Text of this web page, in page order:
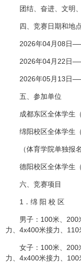
团结、奋进、文明
四、竞赛日期和地
2026年04月08日
2026年04月22日
2026年05月13日
五、参加单位
成都东区全体学生
绵阳校区全体学生
（体育学院单独报
德阳校区全体学生
六、竞赛项目
1．绵 阳 校 区
男子：100米、
力、4x400米接力、
女子：100米、
力、4x400米接力、